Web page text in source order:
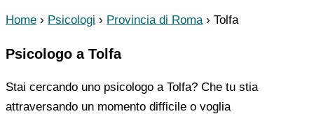
Home › Psicologi › Provincia di Roma › Tolfa
Psicologo a Tolfa
Stai cercando uno psicologo a Tolfa? Che tu stia
attraversando un momento difficile o voglia